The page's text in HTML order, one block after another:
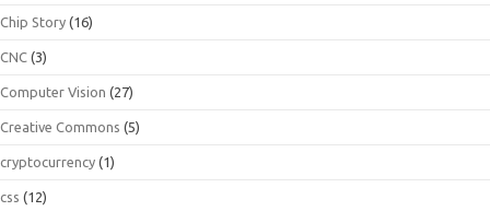
Chip Story (16)
CNC (3)
Computer Vision (27)
Creative Commons (5)
cryptocurrency (1)
css (12)